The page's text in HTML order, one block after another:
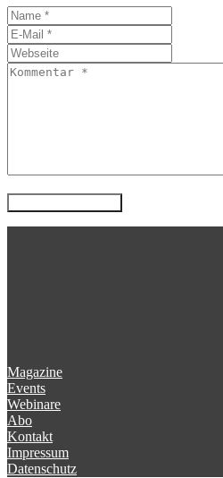
Magazine
Events
Webinare
Abo
Kontakt
Impressum
Datenschutz